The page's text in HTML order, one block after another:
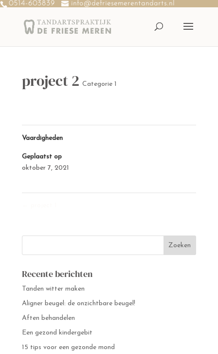
0514-603839 info@defriesemerentandarts.nl
project 2 Categorie 1
Vaardigheden
Geplaatst op
oktober 7, 2021
Recente berichten
Tanden witter maken
Aligner beugel: de onzichtbare beugel!
Aften behandelen
Een gezond kindergebit
15 tips voor een gezonde mond